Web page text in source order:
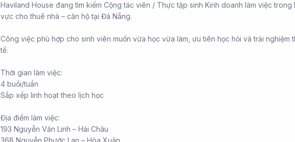
Haviland House đang tìm kiếm Cộng tác viên / Thực tập sinh Kinh doanh làm việc trong
vực cho thuê nhà – căn hộ tại Đà Nẵng.
Công việc phù hợp cho sinh viên muốn vừa học vừa làm, ưu tiên học hỏi và trải nghiệm
tế.
Thời gian làm việc:
4 buổi/tuần
Sắp xếp linh hoạt theo lịch học
Địa điểm làm việc:
193 Nguyễn Văn Linh – Hải Châu
368 Nguyễn Phước Lan – Hòa Xuân